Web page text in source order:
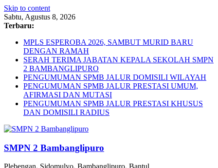
Skip to content
Sabtu, Agustus 8, 2026
Terbaru:
MPLS ESPEROBA 2026, SAMBUT MURID BARU
DENGAN RAMAH
SERAH TERIMA JABATAN KEPALA SEKOLAH SMPN
2 BAMBANGLIPURO
PENGUMUMAN SPMB JALUR DOMISILI WILAYAH
PENGUMUMAN SPMB JALUR PRESTASI UMUM,
AFIRMASI DAN MUTASI
PENGUMUMAN SPMB JALUR PRESTASI KHUSUS
DAN DOMISILI RADIUS
SMPN 2 Bambanglipuro